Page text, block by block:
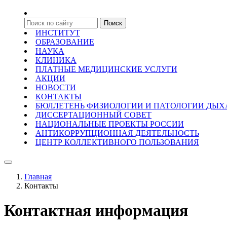
ИНСТИТУТ
ОБРАЗОВАНИЕ
НАУКА
КЛИНИКА
ПЛАТНЫЕ МЕДИЦИНСКИЕ УСЛУГИ
АКЦИИ
НОВОСТИ
КОНТАКТЫ
БЮЛЛЕТЕНЬ ФИЗИОЛОГИИ И ПАТОЛОГИИ
ДИССЕРТАЦИОННЫЙ СОВЕТ
НАЦИОНАЛЬНЫЕ ПРОЕКТЫ РОССИИ
АНТИКОРРУПЦИОННАЯ ДЕЯТЕЛЬНОСТЬ
ЦЕНТР КОЛЛЕКТИВНОГО ПОЛЬЗОВАНИЯ
Главная
Контакты
Контактная информация